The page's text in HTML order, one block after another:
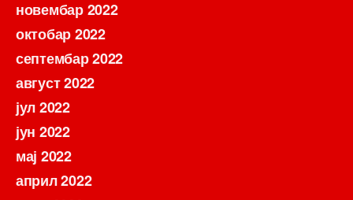
новембар 2022
октобар 2022
септембар 2022
август 2022
јул 2022
јун 2022
мај 2022
април 2022